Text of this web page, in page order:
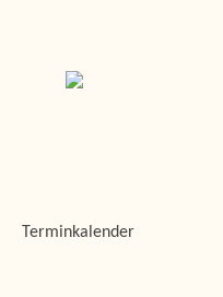
Terminkalender